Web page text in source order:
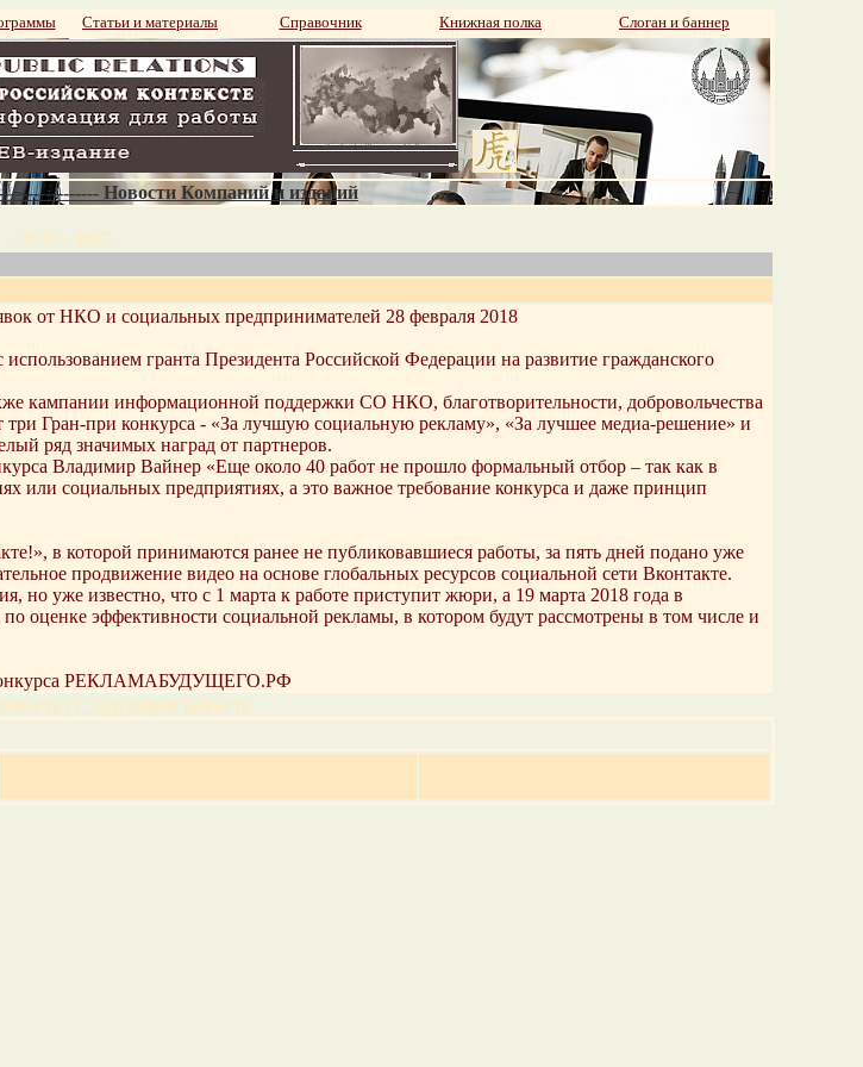
Статьи и материалы Справочник Книжная полка Слоган и баннер
Новости Компаний и изданий
. 3937 - 3937.
от НКО и социальных предпринимателей 28 февраля 2018
гранта Президента Российской Федерации на развитие гражданского
кампании информационной поддержки СО НКО, благотворительности, добровольчества
Гран-при конкурса - «За лучшую социальную рекламу», «За лучшее медиа-решение» и
ряд значимых наград от партнеров.
Владимир Вайнер «Еще около 40 работ не прошло формальный отбор – так как в
или социальных предприятиях, а это важное требование конкурса и даже принцип
в которой принимаются ранее не публиковавшиеся работы, за пять дней подано уже
продвижение видео на основе глобальных ресурсов социальной сети Вконтакте.
но уже известно, что с 1 марта к работе приступит жюри, а 19 марта 2018 года в
оценке эффективности социальной рекламы, в котором будут рассмотрены в том числе и
конкурса РЕКЛАМАБУДУЩЕГО.РФ
| Следующая новость